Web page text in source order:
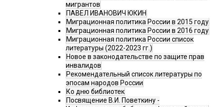
мигрантов
ПАВЕЛ ИВАНОВИЧ ЮКИН
Миграционная политика России в 2015 году
Миграционная политика России в 2016 году
Миграционная политика России список
литературы (2022-2023 гг.)
Новое в законодательстве по защите прав
инвалидов
Рекомендательный список литературы по
эпосам народов России
Ко дню библиотек
Посвящение В.И. Поветкину -